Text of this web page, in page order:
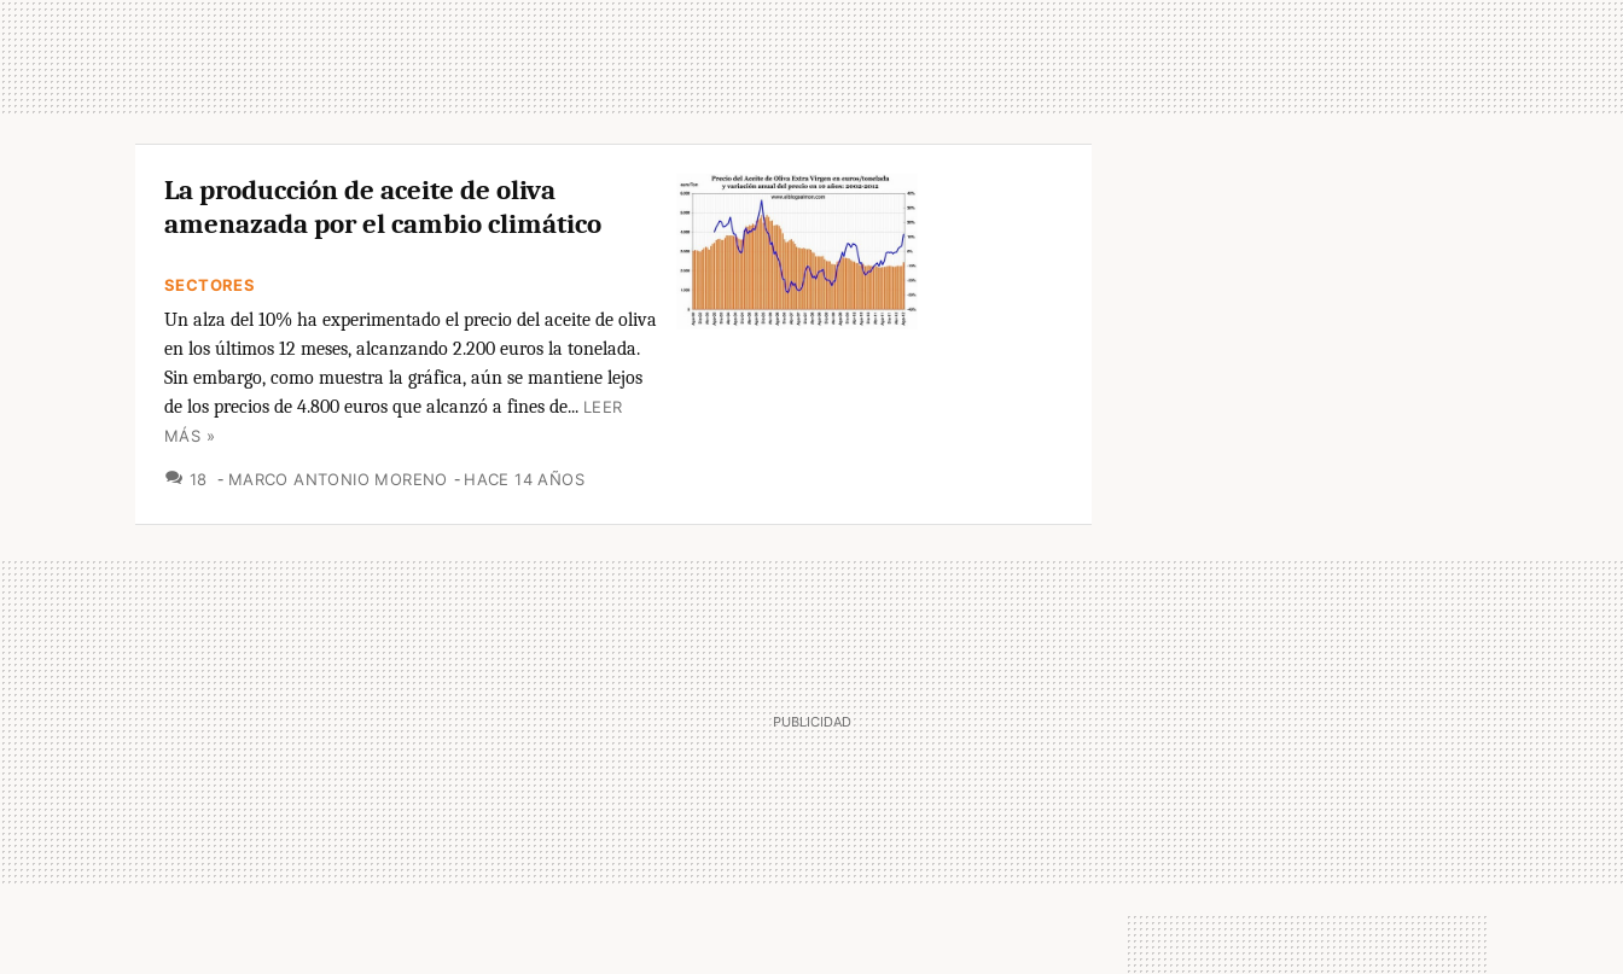
La producción de aceite de oliva
amenazada por el cambio climático
SECTORES
Un alza del 10% ha experimentado el precio del aceite de oliva
en los últimos 12 meses, alcanzando 2.200 euros la tonelada.
Sin embargo, como muestra la gráfica, aún se mantiene lejos
de los precios de 4.800 euros que alcanzó a fines de... LEER
MÁS »
18 COMENTARIOS
MARCO ANTONIO MORENO HACE 14 AÑOS